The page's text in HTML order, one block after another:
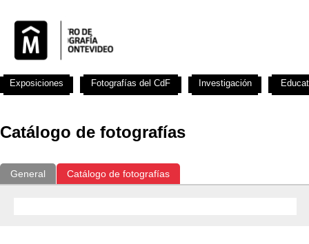
Catálogo de fotografías
General Catálogo de fotografías
Exposiciones Fotografías del CdF Investigación